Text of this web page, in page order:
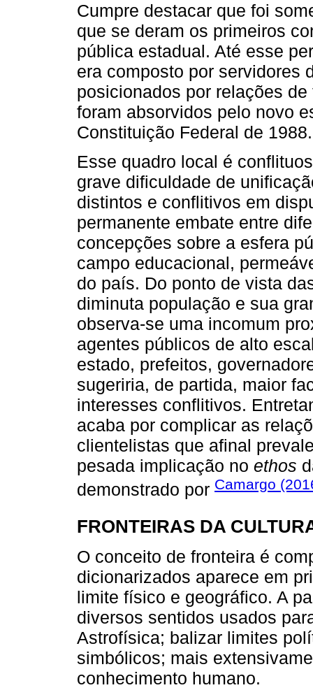
Cumpre destacar que foi
que se deram os primeiros
pública estadual. Até esse
era composto por servidores
posicionados por relações
foram absorvidos pelo novo
Constituição Federal de 1988.
Esse quadro local é
grave dificuldade de
distintos e conflitivos em
permanente embate entre
concepções sobre a esfera
campo educacional,
do país. Do ponto de vista
diminuta população e sua
observa-se uma incomum
agentes públicos de alto
estado, prefeitos,
sugeriria, de partida, maior
interesses conflitivos.
acaba por complicar as
clientelistas que afinal
pesada implicação no ethos
demonstrado por Camargo
FRONTEIRAS DA
O conceito de fronteira é
dicionarizados aparece em
limite físico e geográfico. A
diversos sentidos usados
Astrofísica; balizar limites
simbólicos; mais
conhecimento humano.